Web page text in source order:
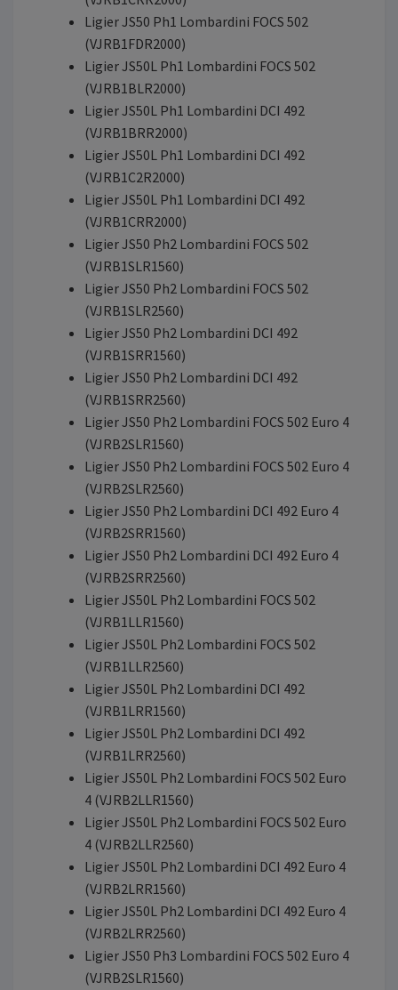
Ligier JS50 Ph1 Lombardini FOCS 502
(VJRB1FDR2000)
Ligier JS50L Ph1 Lombardini FOCS 502
(VJRB1BLR2000)
Ligier JS50L Ph1 Lombardini DCI 492
(VJRB1BRR2000)
Ligier JS50L Ph1 Lombardini DCI 492
(VJRB1C2R2000)
Ligier JS50L Ph1 Lombardini DCI 492
(VJRB1CRR2000)
Ligier JS50 Ph2 Lombardini FOCS 502
(VJRB1SLR1560)
Ligier JS50 Ph2 Lombardini FOCS 502
(VJRB1SLR2560)
Ligier JS50 Ph2 Lombardini DCI 492
(VJRB1SRR1560)
Ligier JS50 Ph2 Lombardini DCI 492
(VJRB1SRR2560)
Ligier JS50 Ph2 Lombardini FOCS 502 Euro 4
(VJRB2SLR1560)
Ligier JS50 Ph2 Lombardini FOCS 502 Euro 4
(VJRB2SLR2560)
Ligier JS50 Ph2 Lombardini DCI 492 Euro 4
(VJRB2SRR1560)
Ligier JS50 Ph2 Lombardini DCI 492 Euro 4
(VJRB2SRR2560)
Ligier JS50L Ph2 Lombardini FOCS 502
(VJRB1LLR1560)
Ligier JS50L Ph2 Lombardini FOCS 502
(VJRB1LLR2560)
Ligier JS50L Ph2 Lombardini DCI 492
(VJRB1LRR1560)
Ligier JS50L Ph2 Lombardini DCI 492
(VJRB1LRR2560)
Ligier JS50L Ph2 Lombardini FOCS 502 Euro
4 (VJRB2LLR1560)
Ligier JS50L Ph2 Lombardini FOCS 502 Euro
4 (VJRB2LLR2560)
Ligier JS50L Ph2 Lombardini DCI 492 Euro 4
(VJRB2LRR1560)
Ligier JS50L Ph2 Lombardini DCI 492 Euro 4
(VJRB2LRR2560)
Ligier JS50 Ph3 Lombardini FOCS 502 Euro 4
(VJRB2SLR1560)